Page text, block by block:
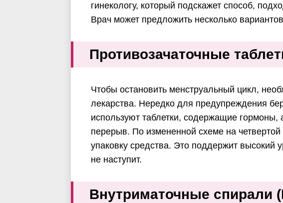
гинекологу, который подскажет способ,
Врач может предложить несколько
Противозачаточные
Чтобы остановить менструальный цикл,
лекарства. Нередко для предупреждения
используют таблетки, содержащие
перерыв. По измененной схеме на
упаковку средства. Это поддержит высокий
не наступит.
Внутриматочные спирали